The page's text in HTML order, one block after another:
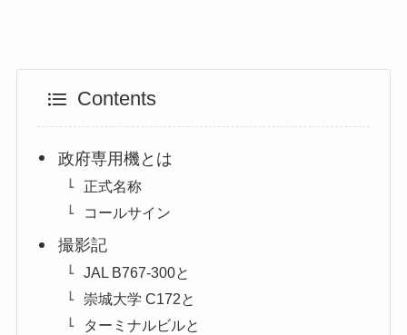
Contents
政府専用機とは
正式名称
コールサイン
撮影記
JAL B767-300と
崇城大学 C172と
ターミナルビルと